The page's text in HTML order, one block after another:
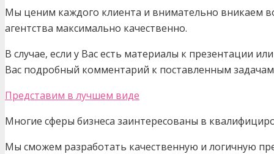
Мы ценим каждого клиента и внимательно вникаем
агентства максимально качественно.
В случае, если у Вас есть материалы к презентации
Вас подробный комментарий к поставленным
Представим в лучшем виде
Многие сферы бизнеса заинтересованы в
Мы сможем разработать качественную и логичную